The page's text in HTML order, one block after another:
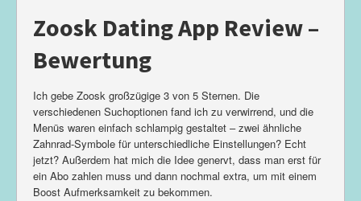
Zoosk Dating App Review –
Bewertung
Ich gebe Zoosk großzügige 3 von 5 Sternen. Die
verschiedenen Suchoptionen fand ich zu verwirrend, und die
Menüs waren einfach schlampig gestaltet – zwei ähnliche
Zahnrad-Symbole für unterschiedliche Einstellungen? Echt
jetzt? Außerdem hat mich die Idee genervt, dass man erst für
ein Abo zahlen muss und dann nochmal extra, um mit einem
Boost Aufmerksamkeit zu bekommen.